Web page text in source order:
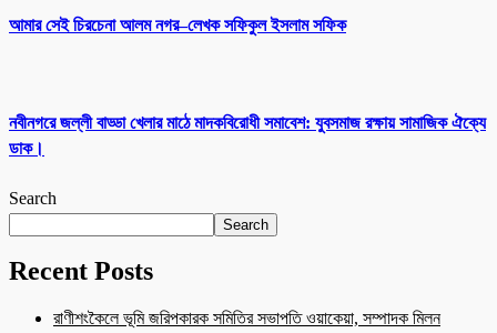
আমার সেই চিরচেনা আলম নগর–লেখক সফিকুল ইসলাম সফিক
নবীনগরে জল্লী বাড্ডা খেলার মাঠে মাদকবিরোধী সমাবেশ: যুবসমাজ রক্ষায় সামাজিক ঐক্যে
ডাক।
Search
Search
Recent Posts
রাণীশংকৈলে ভূমি জরিপকারক সমিতির সভাপতি ওয়াকেয়া, সম্পাদক মিলন